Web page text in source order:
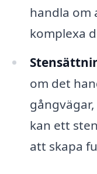
handla om
komplexa
om det
kan ett
att skapa